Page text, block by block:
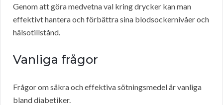
Genom att göra medvetna val kring drycker kan man
effektivt hantera och förbättra sina blodsockernivåer och
hälsotillstånd.
Vanliga frågor
Frågor om säkra och effektiva sötningsmedel är vanliga
bland diabetiker.